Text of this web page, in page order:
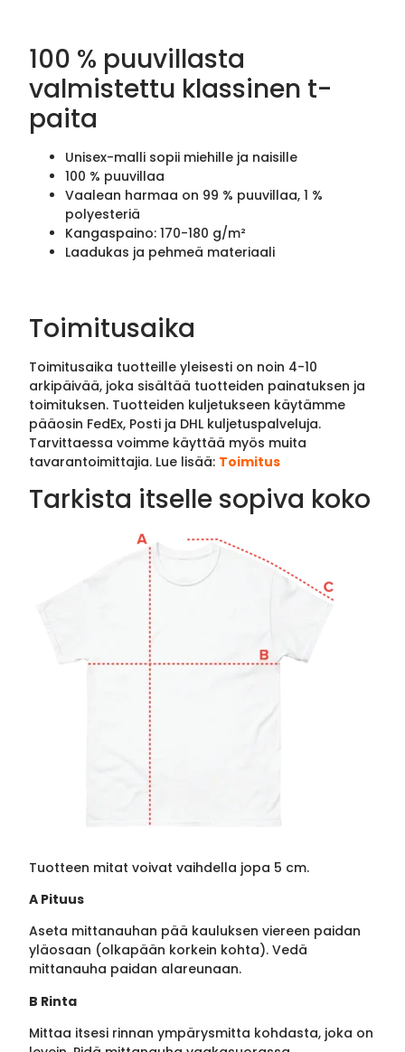
100 % puuvillasta
valmistettu klassinen t-
paita
Unisex-malli sopii miehille ja naisille
100 % puuvillaa
Vaalean harmaa on 99 % puuvillaa, 1 %
polyesteriä
Kangaspaino: 170-180 g/m²
Laadukas ja pehmeä materiaali
Toimitusaika
Toimitusaika tuotteille yleisesti on noin 4-10
arkipäivää, joka sisältää tuotteiden painatuksen ja
toimituksen. Tuotteiden kuljetukseen käytämme
pääosin FedEx, Posti ja DHL kuljetuspalveluja.
Tarvittaessa voimme käyttää myös muita
tavarantoimittajia. Lue lisää: Toimitus
Tarkista itselle sopiva koko
Tuotteen mitat voivat vaihdella jopa 5 cm.
A Pituus
Aseta mittanauhan pää kauluksen viereen paidan
yläosaan (olkapään korkein kohta). Vedä
mittanauha paidan alareunaan.
B Rinta
Mittaa itsesi rinnan ympärysmitta kohdasta, joka on